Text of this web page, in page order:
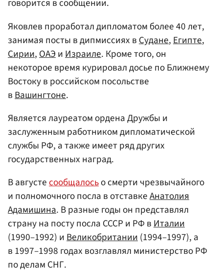
говорится в сообщении.
Яковлев проработал дипломатом более 40 лет,
занимая посты в дипмиссиях в Судане, Египте,
Сирии, ОАЭ и Израиле. Кроме того, он
некоторое время курировал досье по Ближнему
Востоку в российском посольстве
в Вашингтоне.
Является лауреатом ордена Дружбы и
заслуженным работником дипломатической
службы РФ, а также имеет ряд других
государственных наград.
В августесообщалосьо смерти чрезвычайного
и полномочного посла в отставкеАнатолия
Адамишина. В разные годы он представлял
страну на посту посла СССР и РФ вИталии
(1990–1992) иВеликобритании(1994–1997), а
в 1997–1998 годах возглавлял министерство РФ
по делам СНГ.